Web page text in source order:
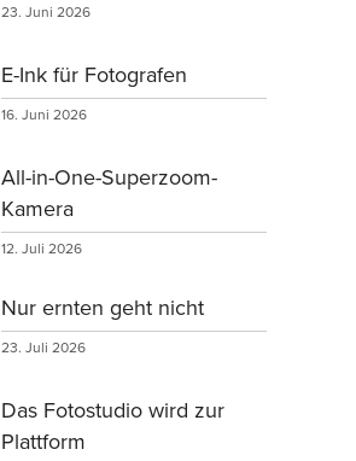
23. Juni 2026
E-Ink für Fotografen
16. Juni 2026
All-in-One-Superzoom-
Kamera
12. Juli 2026
Nur ernten geht nicht
23. Juli 2026
Das Fotostudio wird zur
Plattform